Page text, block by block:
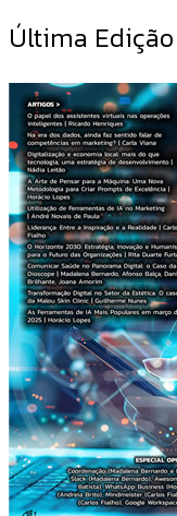
Última Edição